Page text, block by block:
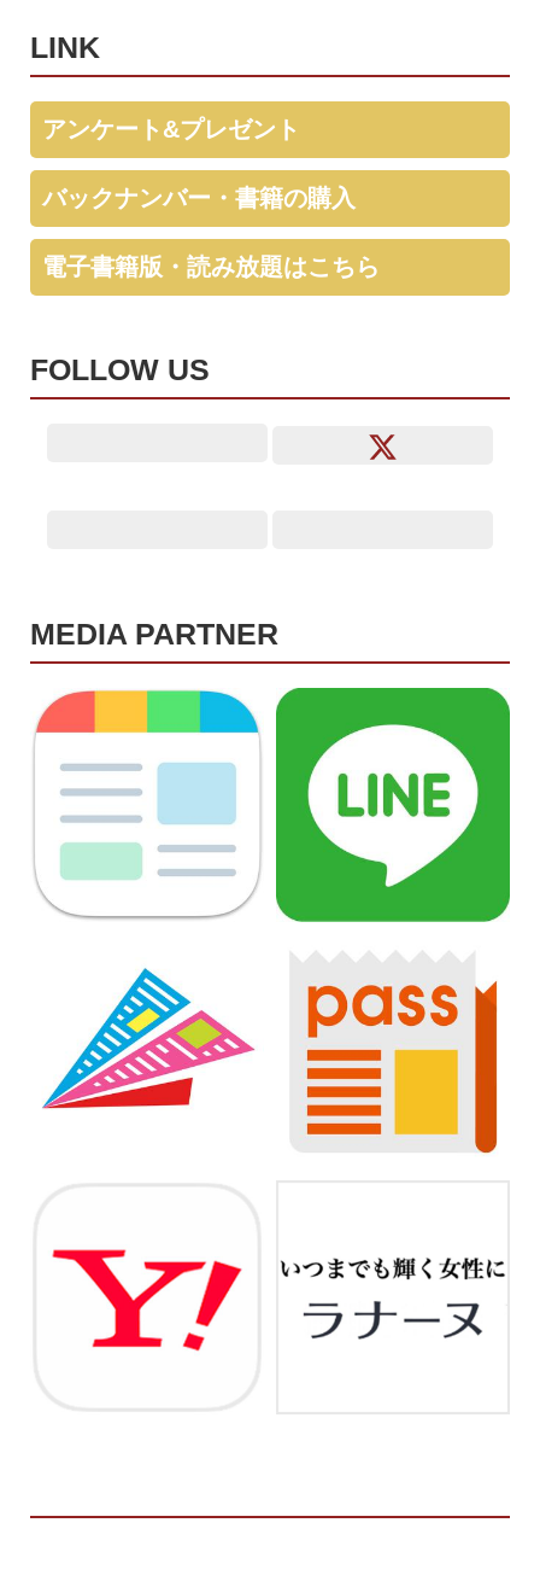
LINK
アンケート&プレゼント
バックナンバー・書籍の購入
電子書籍版・読み放題はこちら
FOLLOW US
MEDIA PARTNER